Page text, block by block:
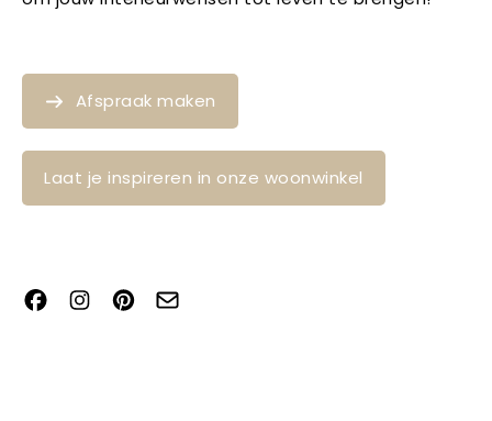
Afspraak maken
Laat je inspireren in onze woonwinkel